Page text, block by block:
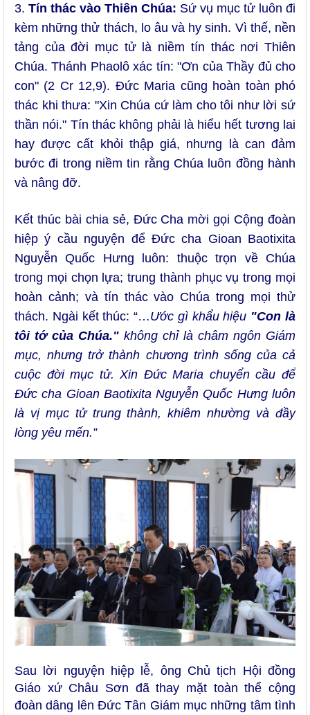
3. Tín thác vào Thiên Chúa: Sứ vụ mục tử luôn đi
kèm những thử thách, lo âu và hy sinh. Vì thế, nền
tảng của đời mục tử là niềm tín thác nơi Thiên
Chúa. Thánh Phaolô xác tín: "Ơn của Thầy đủ cho
con" (2 Cr 12,9). Đức Maria cũng hoàn toàn phó
thác khi thưa: "Xin Chúa cứ làm cho tôi như lời sứ
thần nói." Tín thác không phải là hiểu hết tương lai
hay được cất khỏi thập giá, nhưng là can đảm
bước đi trong niềm tin rằng Chúa luôn đồng hành
và nâng đỡ.
Kết thúc bài chia sẻ, Đức Cha mời gọi Cộng đoàn
hiệp ý cầu nguyện để Đức cha Gioan Baotixita
Nguyễn Quốc Hưng luôn: thuộc trọn về Chúa
trong mọi chọn lựa; trung thành phục vụ trong mọi
hoàn cảnh; và tín thác vào Chúa trong mọi thử
thách. Ngài kết thúc: “…Ước gì khẩu hiệu "Con là
tôi tớ của Chúa." không chỉ là châm ngôn Giám
mục, nhưng trở thành chương trình sống của cả
cuộc đời mục tử. Xin Đức Maria chuyển cầu để
Đức cha Gioan Baotixita Nguyễn Quốc Hưngluôn
là vị mục tử trung thành, khiêm nhường và đầy
lòng yêu mến.”
Sau lời nguyện hiệp lễ, ông Chủ tịch Hội đồng
Giáo xứ Châu Sơn đã thay mặt toàn thể cộng
đoàn dâng lên Đức Tân Giám mục những tâm tình